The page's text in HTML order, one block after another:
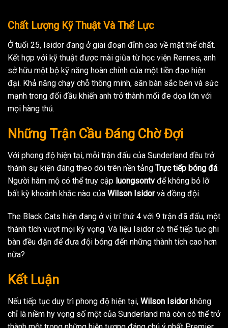
Chất Lượng Kỹ Thuật Và Thể Lực
Ở tuổi 25, Isidor đang ở giai đoạn đỉnh cao về mặt thể chất.
Kết hợp với kỹ thuật được mài giũa từ học viện Rennes, anh
sở hữu một bộ kỹ năng hoàn chỉnh của một tiền đạo hiện
đại. Khả năng chạy chỗ thông minh, săn bàn sắc bén và sức
mạnh trong đối đầu khiến anh trở thành mối đe dọa lớn với
mọi hàng thủ.
Những Trận Cầu Đáng Chờ Đợi
Với phong độ hiện tại, mỗi trận đấu của Sunderland đều trở
thành sự kiện đáng theo dõi trên nền tảng Trực tiếp bóng đá.
Người hâm mộ có thể truy cập luongsontv để không bỏ lỡ
bất kỳ khoảnh khắc nào của Wilson Isidorvà đồng đội.
The Black Cats hiện đang ở vị trí thứ 4 với 9 trận đã đấu, một
thành tích vượt mọi kỳ vọng. Và liệu Isidor có thể tiếp tục ghi
bàn đều đặn để đưa đội bóng đến những thành tích cao hơn
nữa?
Kết Luận
Nếu tiếp tục duy trì phong độ hiện tại, Wilson Isidorkhông
chỉ là niềm hy vọng số một của Sunderland mà còn có thể trở